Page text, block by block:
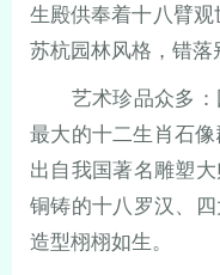
生殿供奉着十八臂
苏杭园林风格，错落
艺术珍品众多：
最大的十二生肖石
出自我国著名雕塑
铜铸的十八罗汉、
造型栩栩如生。